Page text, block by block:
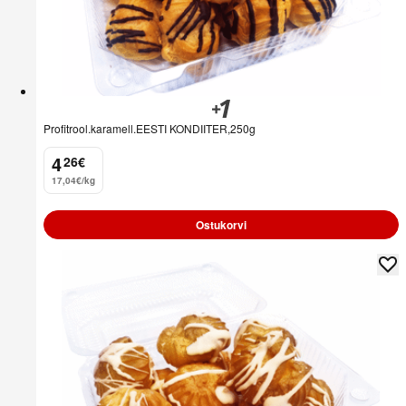
Profitrool.karamell.EESTI KONDIITER,250g
4
. 26€
17,04€/kg
Ostukorvi